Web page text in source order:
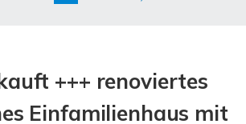
+++ renoviertes
Einfamilienhaus mit